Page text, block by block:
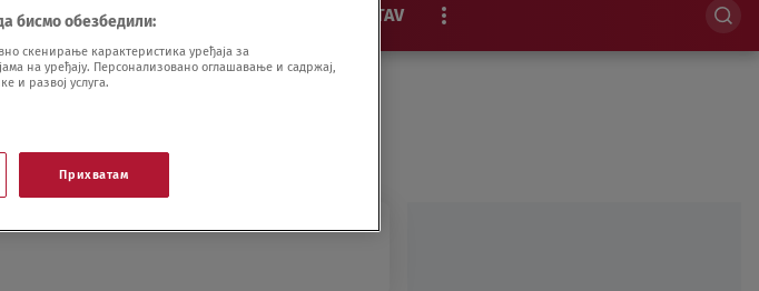
VIDEO NOVA BAZA STAV
EKSKLUZIVNO
бисмо обезбедили:
скенирање карактеристика уређаја за
на уређају. Персонализовано оглашавање и садржај,
и развој услуга.
Прихватам